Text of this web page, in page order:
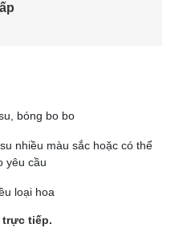
bóng bo bo
nhiều màu sắc hoặc có thể
yêu cầu
loại hoa
tiếp.